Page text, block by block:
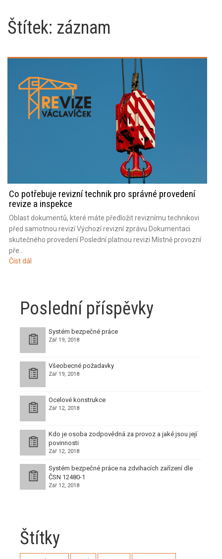
Štítek: záznam
Co potřebuje revizní technik pro správné provedení
revize a inspekce
Oblast dokumentů, které máte předložit reviznímu technikovi
před samotnou revizí Výchozí revizní zprávu Dokumentaci
skutečného provedení Poslední platnou revizi Místně provozní
pře...
Číst dál
Poslední příspěvky
Systém bezpečné práce
Zář 19, 2018
Všeobecné požadavky
Zář 19, 2018
Ocelové konstrukce
Zář 12, 2018
Kdo je osoba zodpovědná za provoz a jaké jsou její
povinnosti
Zář 12, 2018
Systém bezpečné práce na zdvihacích zařízení dle
ČSN 12480-1
Zář 12, 2018
Štítky